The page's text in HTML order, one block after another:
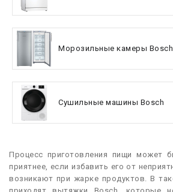
Морозильные камеры Bosch
Сушильные машины Bosch
Процесс приготовления пищи может
приятнее, если избавить его от
возникают при жарке продуктов. В